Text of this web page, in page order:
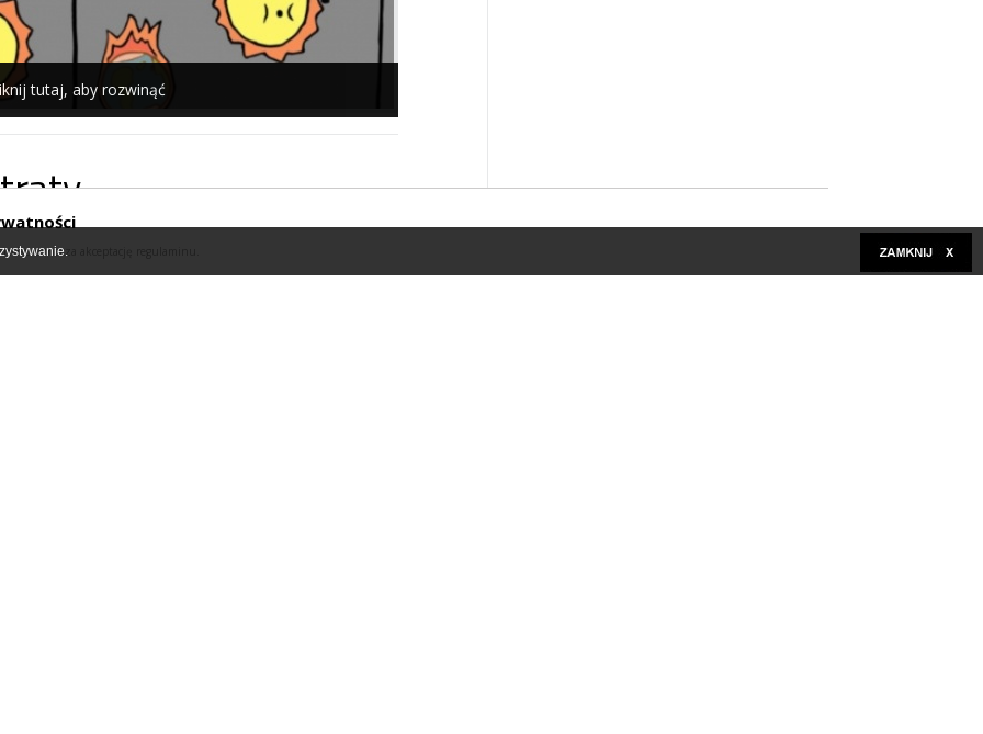
tutaj, aby rozwinąć
oznacza akceptację regulaminu.